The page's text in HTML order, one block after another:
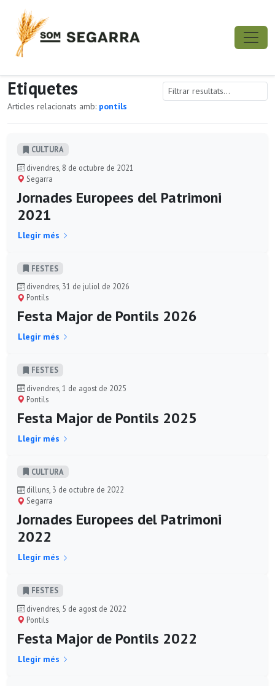
Etiquetes
Articles relacionats amb: pontils
CULTURA
divendres, 8 de octubre de 2021
Segarra
Jornades Europees del Patrimoni
2021
Llegir més
FESTES
divendres, 31 de juliol de 2026
Pontils
Festa Major de Pontils 2026
Llegir més
FESTES
divendres, 1 de agost de 2025
Pontils
Festa Major de Pontils 2025
Llegir més
CULTURA
dilluns, 3 de octubre de 2022
Segarra
Jornades Europees del Patrimoni
2022
Llegir més
FESTES
divendres, 5 de agost de 2022
Pontils
Festa Major de Pontils 2022
Llegir més